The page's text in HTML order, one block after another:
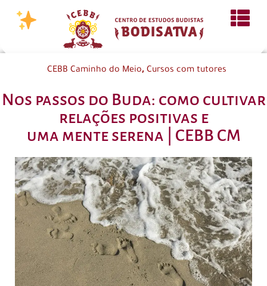
CEBB Caminho do Meio, Cursos com tutores
Nos passos do Buda: como cultivar
relações positivas e
uma mente serena | CEBB CM